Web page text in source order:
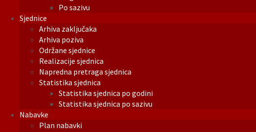
Po sazivu
Sjednice
Arhiva zaključaka
Arhiva poziva
Održane sjednice
Realizacije sjednica
Napredna pretraga sjednica
Statistika sjednica
Statistika sjednica po godini
Statistika sjednica po sazivu
Nabavke
Plan nabavki